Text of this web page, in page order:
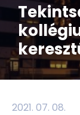
2021. 07. 08.